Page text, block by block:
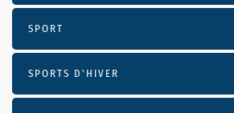
SPORT
SPORTS D'HIVER